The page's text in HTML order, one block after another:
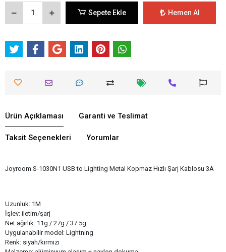
Sepete Ekle Hemen Al
Ürün Açıklaması Garanti ve Teslimat
Taksit Seçenekleri Yorumlar
Joyroom S-1030N1 USB to Lighting Metal Kopmaz Hızlı Şarj Kablosu 3A
Uzunluk: 1M
İşlev: iletim/şarj
Net ağırlık: 11g / 27g / 37.5g
Uygulanabilir model: Lightning
Renk: siyah/kırmızı